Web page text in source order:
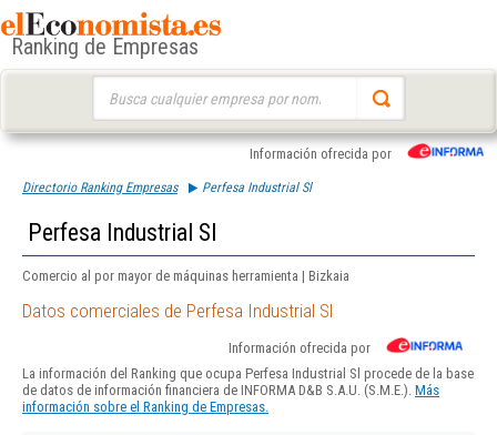
Ranking de Empresas
Información ofrecida por
Directorio Ranking Empresas Perfesa Industrial Sl
Perfesa Industrial Sl
Comercio al por mayor de máquinas herramienta | Bizkaia
Datos comerciales de Perfesa Industrial Sl
Información ofrecida por
La información del Ranking que ocupa Perfesa Industrial Sl procede de la base
de datos de información financiera de INFORMA D&B S.A.U. (S.M.E.). Más
información sobre el Ranking de Empresas.